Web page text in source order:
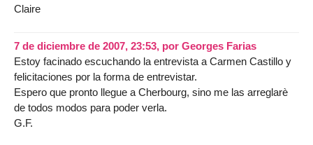
Claire
7 de diciembre de 2007, 23:53, por Georges Farias
Estoy facinado escuchando la entrevista a Carmen Castillo y
felicitaciones por la forma de entrevistar.
Espero que pronto llegue a Cherbourg, sino me las arreglarè
de todos modos para poder verla.
G.F.